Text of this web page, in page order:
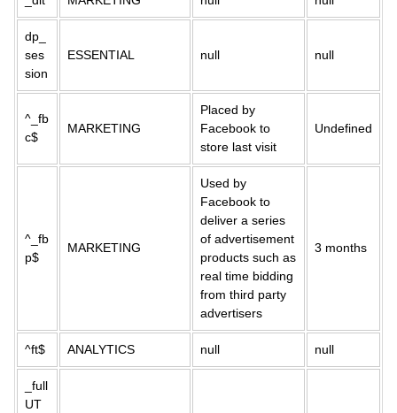
dp_
ses
sion
ESSENTIAL null null
^_fb
c$
MARKETING
Placed by
Facebook to
store last visit
Undefined
^_fb
p$
MARKETING
Used by
Facebook to
deliver a series
of advertisement
products such as
real time bidding
from third party
advertisers
3 months
^ft$ ANALYTICS null null
_full
UT